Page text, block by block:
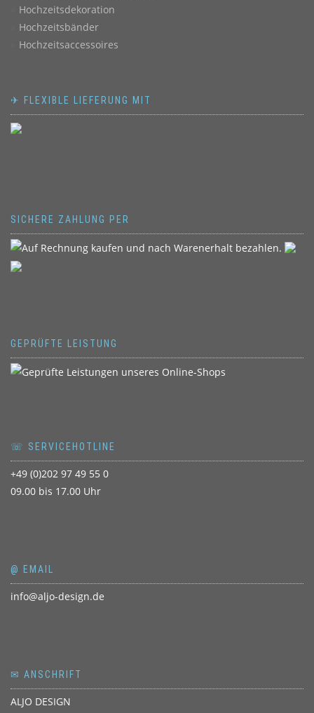
Hochzeitsdekoration
Hochzeitsbänder
Hochzeitsaccessoires
✈ FLEXIBLE LIEFERUNG MIT
SICHERE ZAHLUNG PER
GEPRÜFTE LEISTUNG
☏ SERVICEHOTLINE
+49 (0)202 97 49 55 0
09.00 bis 17.00 Uhr
@ EMAIL
info@aljo-design.de
✉ ANSCHRIFT
ALJO DESIGN